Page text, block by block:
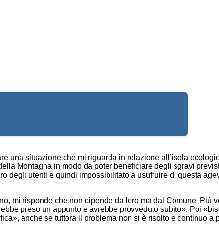
una situazione che mi riguarda in relazione all’isola
Montagna in modo da poter beneficiare degli sgravi
degli utenti e quindi impossibilitato a usufruire di questa
mi risponde che non dipende da loro ma dal Comune. Più
preso un appunto e avrebbe provveduto subito». Poi
anche se tuttora il problema non si è risolto e continuo a